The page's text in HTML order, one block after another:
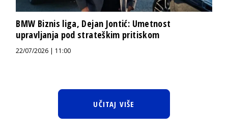
BMW Biznis liga, Dejan Jontić: Umetnost
upravljanja pod strateškim pritiskom
22/07/2026 | 11:00
UČITAJ VIŠE